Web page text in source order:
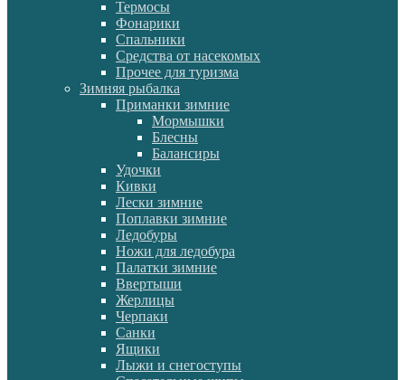
Термосы
Фонарики
Спальники
Средства от насекомых
Прочее для туризма
Зимняя рыбалка
Приманки зимние
Мормышки
Блесны
Балансиры
Удочки
Кивки
Лески зимние
Поплавки зимние
Ледобуры
Ножи для ледобура
Палатки зимние
Ввертыши
Жерлицы
Черпаки
Санки
Ящики
Лыжи и снегоступы